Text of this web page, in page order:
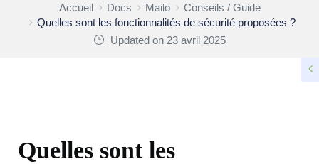
Accueil Docs Mailo
Conseils / Guide
Quelles sont les fonctionnalités de sécurité proposées ?
Updated on 23 avril 2025
Quelles sont les